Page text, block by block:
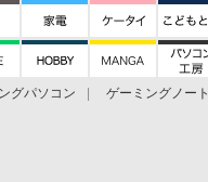
グパソコン ゲーミングノート